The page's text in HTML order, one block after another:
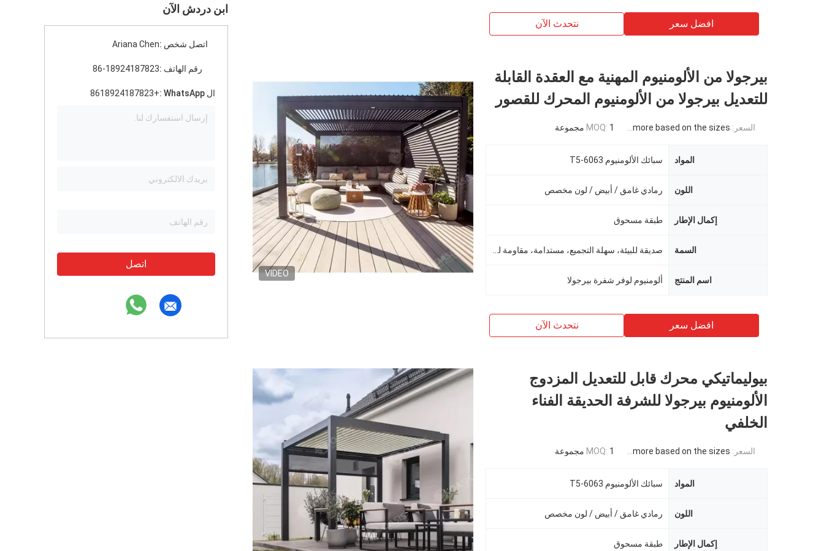
ابن دردش الآن
اتصل شخص :Ariana Chen
رقم الهاتف :86-18924187823
ال WhatsApp : +8618924187823
اتصل
افضل سعر نتحدث الآن
VIDEO
بيرجولا من الألومنيوم المهنية مع العقدة القابلة
للتعديل بيرجولا من الألومنيوم المحرك للقصور
السعر: USD 871USD ~4000USD or more based on the sizes
MOQ: 1 مجموعة
المواد سبائك الألومنيوم 6063-T5
اللون رمادي غامق / أبيض / لون مخصص
إكمال الإطار طبقة مسحوق
السمة
اسم المنتج ألومنيوم لوفر شفرة بيرجولا
افضل سعر نتحدث الآن
بيوليماتيكي محرك قابل للتعديل المزدوج
الألومنيوم بيرجولا للشرفة الحديقة الفناء
الخلفي
السعر: USD 871USD ~4000USD or more based on the sizes
MOQ: 1 مجموعة
المواد سبائك الألومنيوم 6063-T5
اللون رمادي غامق / أبيض / لون مخصص
إكمال الإطار طبقة مسحوق